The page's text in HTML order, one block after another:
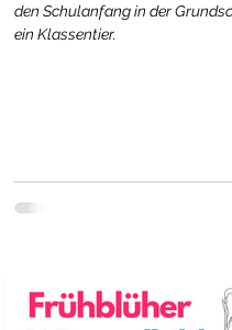
den Schulanfang in der
ein Klassentier.